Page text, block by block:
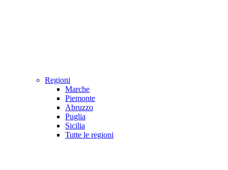
Regioni
Marche
Piemonte
Abruzzo
Puglia
Sicilia
Tutte le regioni